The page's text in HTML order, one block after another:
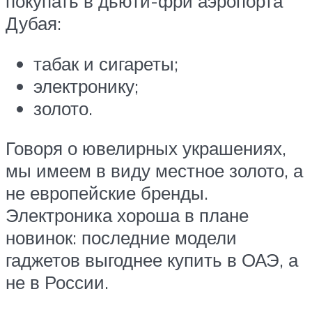
Дубая:
табак и сигареты;
электронику;
золото.
Говоря о ювелирных украшениях,
мы имеем в виду местное золото, а
не европейские бренды.
Электроника хороша в плане
новинок: последние модели
гаджетов выгоднее купить в ОАЭ, а
не в России.